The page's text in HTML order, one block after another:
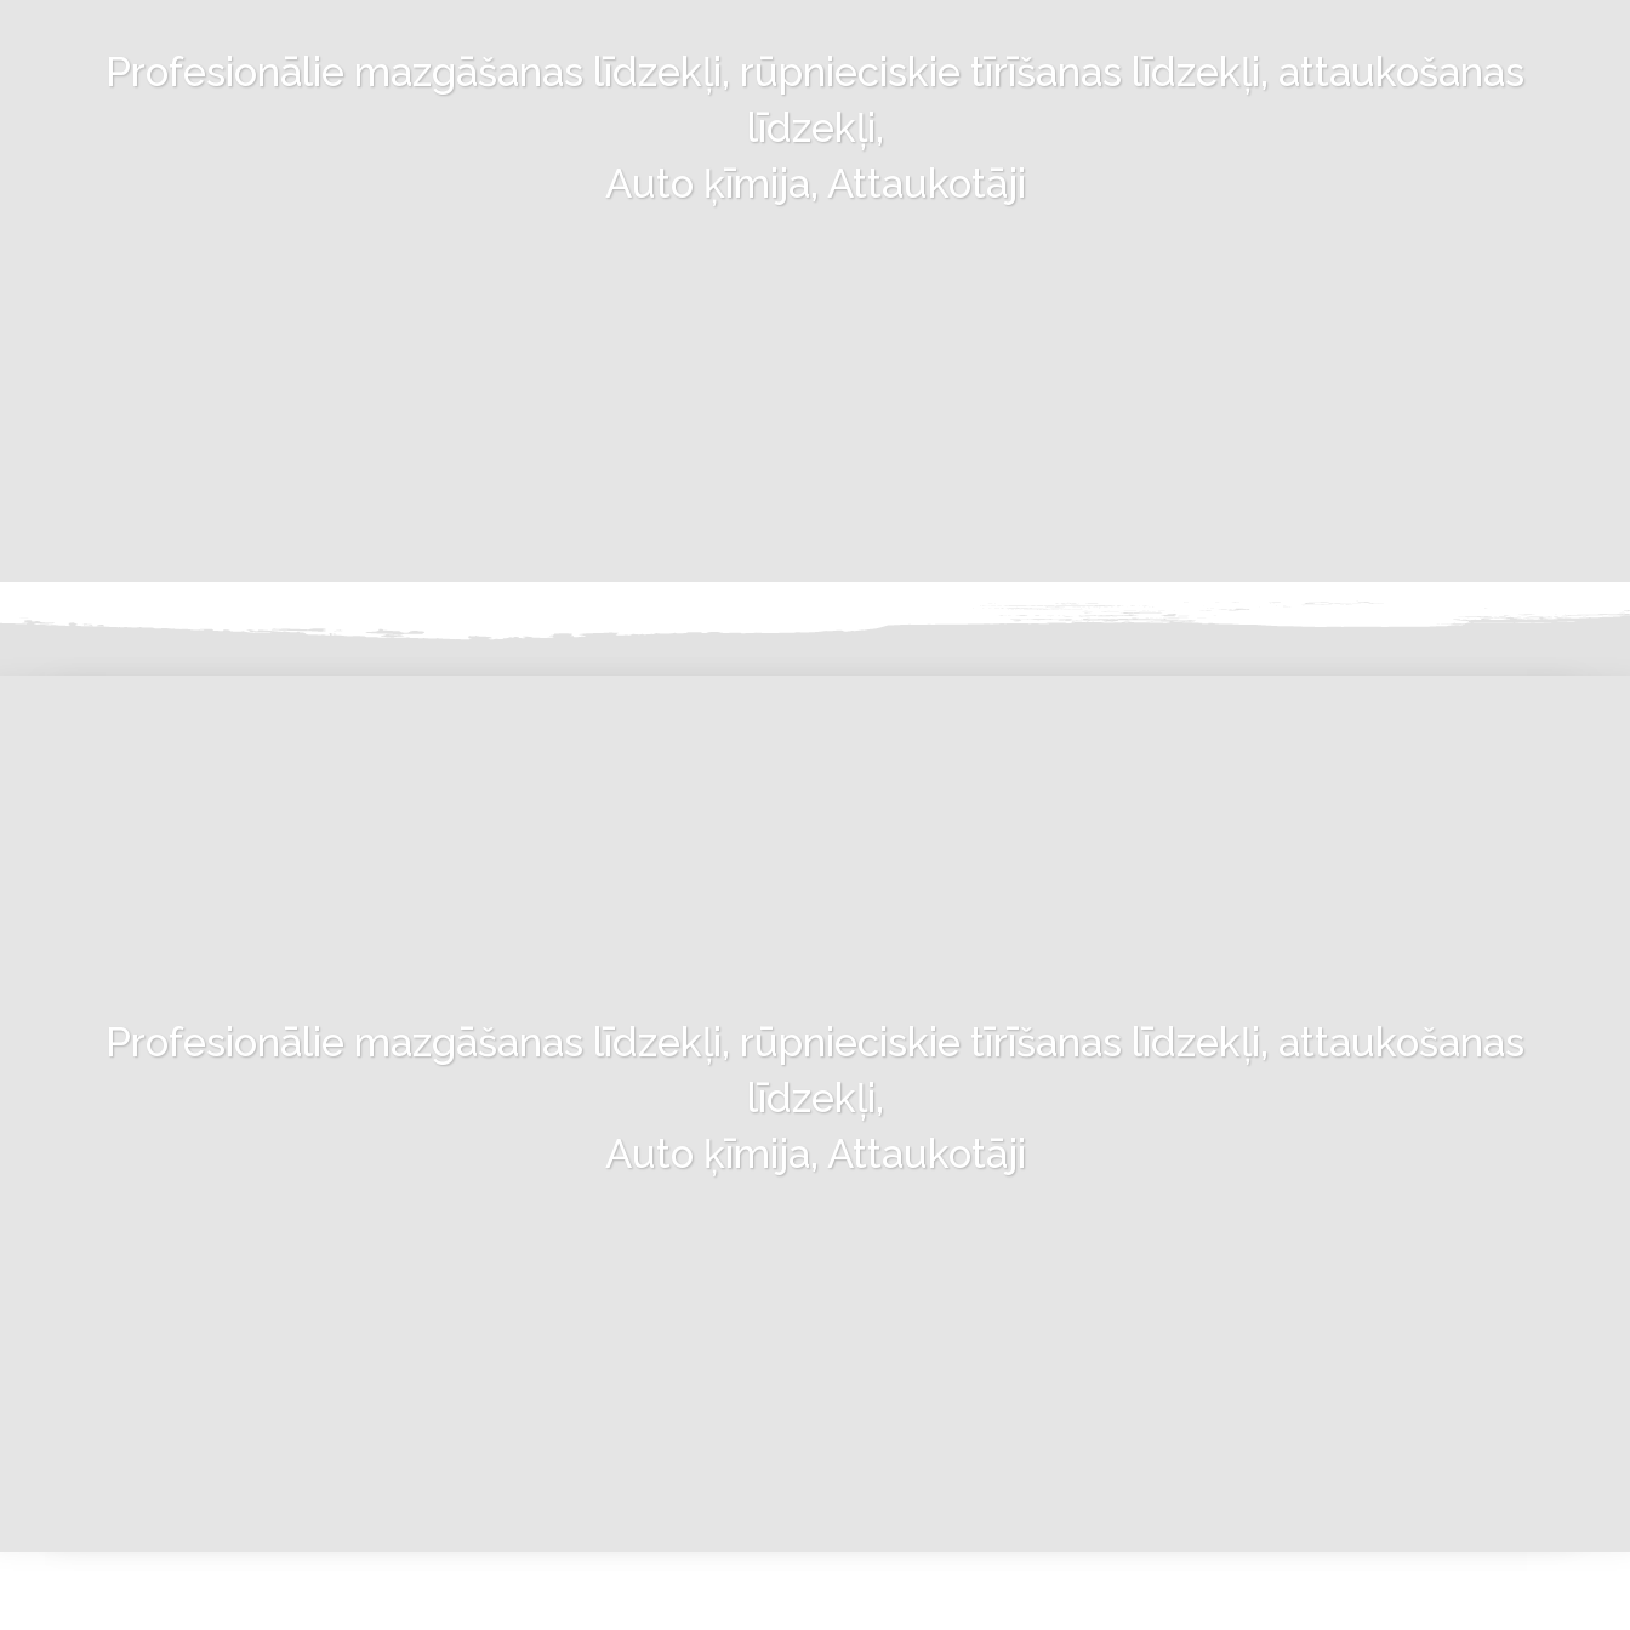
Profesionālie mazgāšanas līdzekļi, rūpnieciskie tīrīšanas līdzekļi, attaukošanas
līdzekļi,
Auto ķīmija, Attaukotāji
Profesionālie mazgāšanas līdzekļi, rūpnieciskie tīrīšanas līdzekļi, attaukošanas
līdzekļi,
Auto ķīmija, Attaukotāji